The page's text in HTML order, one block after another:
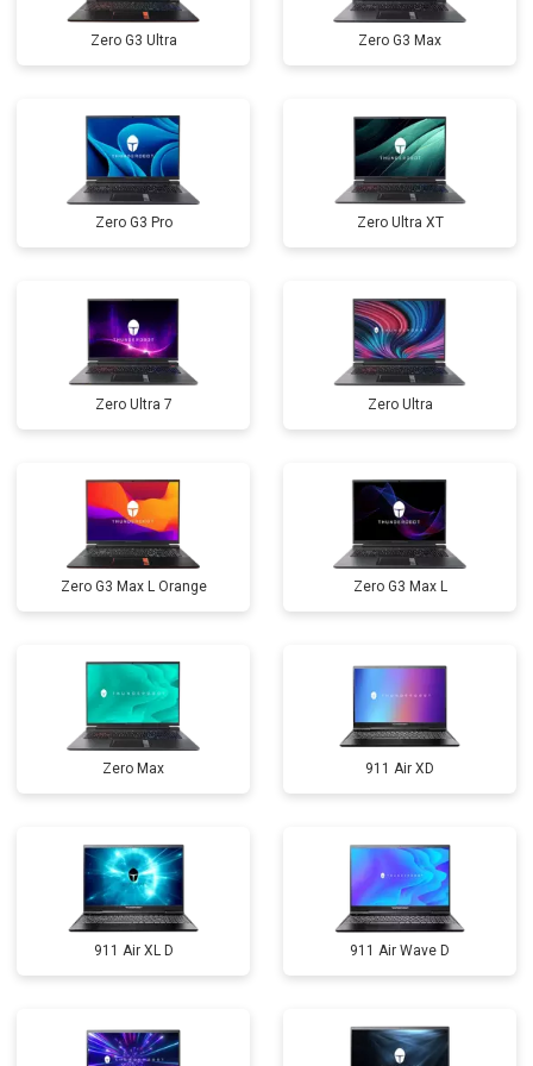
Прошивка BIOS от 1500 ₽ Заказать
Замена северного моста от 3500 ₽
Zero G3 Ultra Zero G3 Max
Zero G3 Pro Zero Ultra XT
Zero Ultra 7 Zero Ultra
Zero G3 Max L Orange Zero G3 Max L
Zero Max 911 Air XD
911 Air XL D 911 Air Wave D